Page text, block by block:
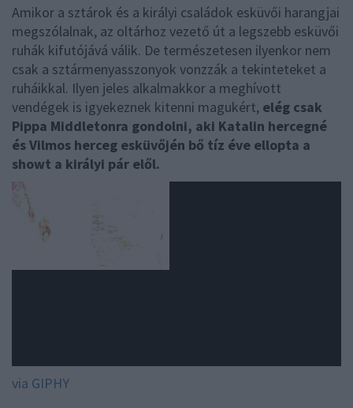
Amikor a sztárok és a királyi családok esküvői harangjai
megszólalnak, az oltárhoz vezető út a legszebb esküvői
ruhák kifutójává válik. De természetesen ilyenkor nem
csak a sztármenyasszonyok vonzzák a tekinteteket a
ruháikkal. Ilyen jeles alkalmakkor a meghívott
vendégek is igyekeznek kitenni magukért, elég csak
Pippa Middletonra gondolni, aki Katalin hercegné
és Vilmos herceg esküvőjén bő tíz éve ellopta a
showt a királyi pár elől.
via GIPHY